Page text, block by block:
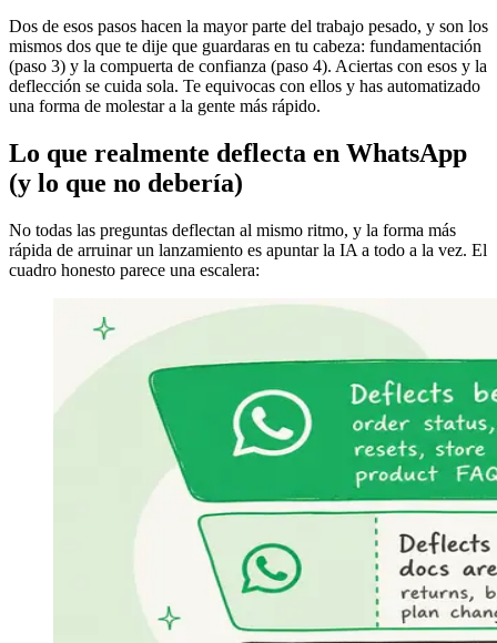
Dos de esos pasos hacen la mayor parte del trabajo pesado, y son los
mismos dos que te dije que guardaras en tu cabeza: fundamentación
(paso 3) y la compuerta de confianza (paso 4). Aciertas con esos y la
deflección se cuida sola. Te equivocas con ellos y has automatizado
una forma de molestar a la gente más rápido.
Lo que realmente deflecta en WhatsApp
(y lo que no debería)
No todas las preguntas deflectan al mismo ritmo, y la forma más
rápida de arruinar un lanzamiento es apuntar la IA a todo a la vez. El
cuadro honesto parece una escalera: